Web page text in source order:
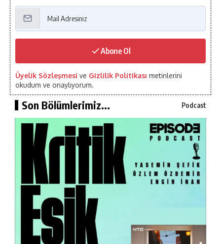
Abone Ol
Üyelik Sözleşmesi ve Gizlilik Politikası metinlerini
okudum ve onaylıyorum.
Son Bölümlerimiz... Podcast